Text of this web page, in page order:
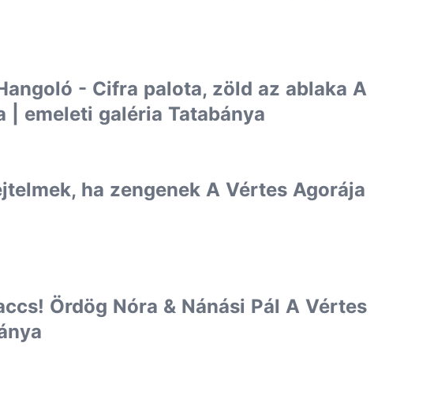
- Cifra palota, zöld az ablaka A
| emeleti galéria Tatabánya
ha zengenek A Vértes Agorája
Ördög Nóra & Nánási Pál A Vértes